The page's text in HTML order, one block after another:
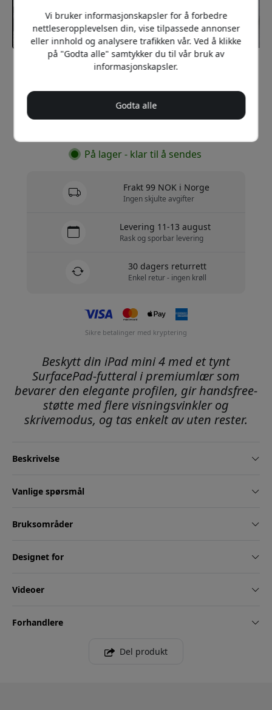
Anbefalt pris
799 NOK
Kjøp nå
På lager - klar til å sendes
Frakt 99 NOK i Norge
Ingen skjulte avgifter
Levering 11-13 august
Rask og sporbar levering
30 dagers returrett
Enkel retur - ingen krøll
Sikre betalinger med kryptering
Beskytt din iPad mini 4 med et tynt
SurfacePad-futteral i premiumlær som
bevarer den elegante profilen, gir handsfree-
støtte med flere visningsvinkler og
skrivemodus, og tas enkelt av uten rester.
Beskrivelse
Vanlige spørsmål
Bruksområder
Designet for
Videoer
Forhandlere
Del produkt
Vi bruker informasjonskapsler for å forbedre
nettleseropplevelsen din, vise tilpassede annonser
eller innhold og analysere trafikken vår. Ved å klikke
på "Godta alle" samtykker du til vår bruk av
informasjonskapsler.
Godta alle